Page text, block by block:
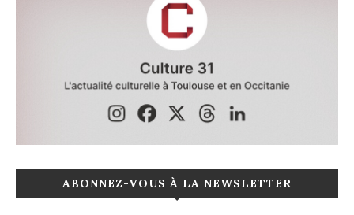
ABONNEZ-VOUS À LA NEWSLETTER